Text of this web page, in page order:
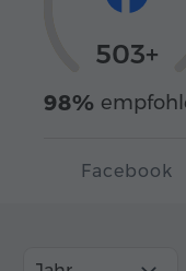
503+
98%
Facebook